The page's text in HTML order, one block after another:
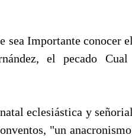
sea Importante conocer
el pecado
eclesiástica y
"un